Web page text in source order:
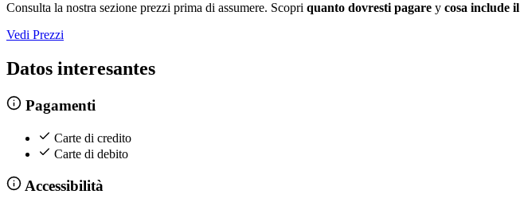
Consulta la nostra sezione prezzi prima di assumere. Scopri quanto dovresti pagare y cosa include
Vedi Prezzi
Datos interesantes
Pagamenti
Carte di credito
Carte di debito
Accessibilità